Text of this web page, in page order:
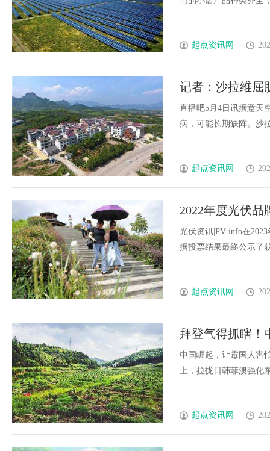
起点资讯网
记者：沙拉维屈
直播吧5月4日讯据意天
病，可能长期缺阵。沙
起点资讯网
2022年度光伏品
光伏资讯|PV-info在
据投票结果最终公示了
起点资讯网
拜登气得抓瞎！
中国崛起，让霉国人害
上，拉拢日韩菲澳强化
起点资讯网